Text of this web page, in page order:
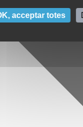
acceptar totes